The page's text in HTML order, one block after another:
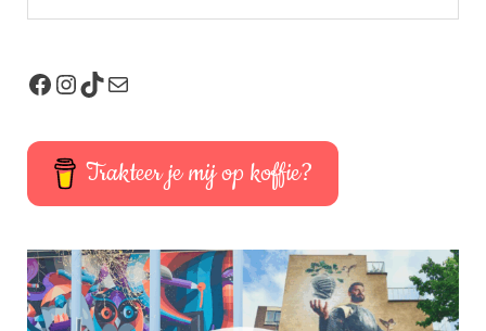
Trakteer je mij op koffie?